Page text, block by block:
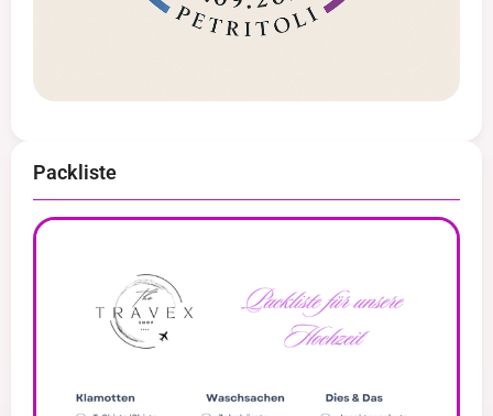
Packliste